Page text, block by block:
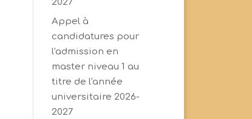
Appel à
candidatures pour
l'admission en
master niveau 1 au
titre de l'année
universitaire 2026-
2027